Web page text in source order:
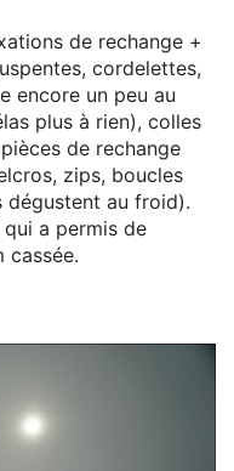
de rechange +
cordelettes,
encore un peu au
plus à rien), colles
de rechange
zips, boucles
dégustent au froid).
a permis de
cassée.